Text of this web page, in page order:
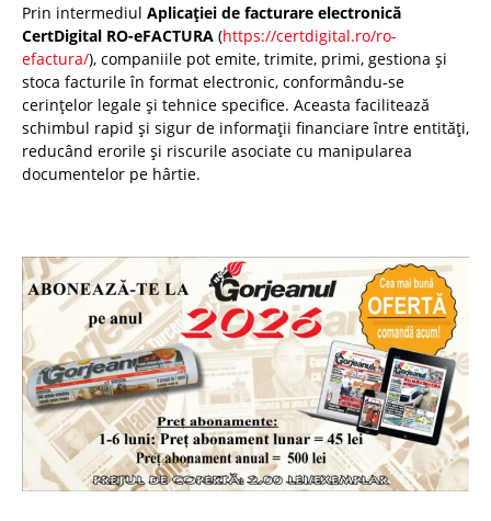
Prin intermediul Aplicației de facturare electronică
CertDigital RO-eFACTURA (https://certdigital.ro/ro-
efactura/), companiile pot emite, trimite, primi, gestiona și
stoca facturile în format electronic, conformându-se
cerințelor legale și tehnice specifice. Aceasta facilitează
schimbul rapid și sigur de informații financiare între entități,
reducând erorile și riscurile asociate cu manipularea
documentelor pe hârtie.